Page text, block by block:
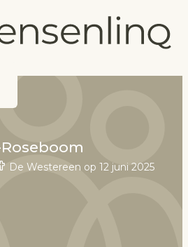
De Westereen op 12 juni 2025